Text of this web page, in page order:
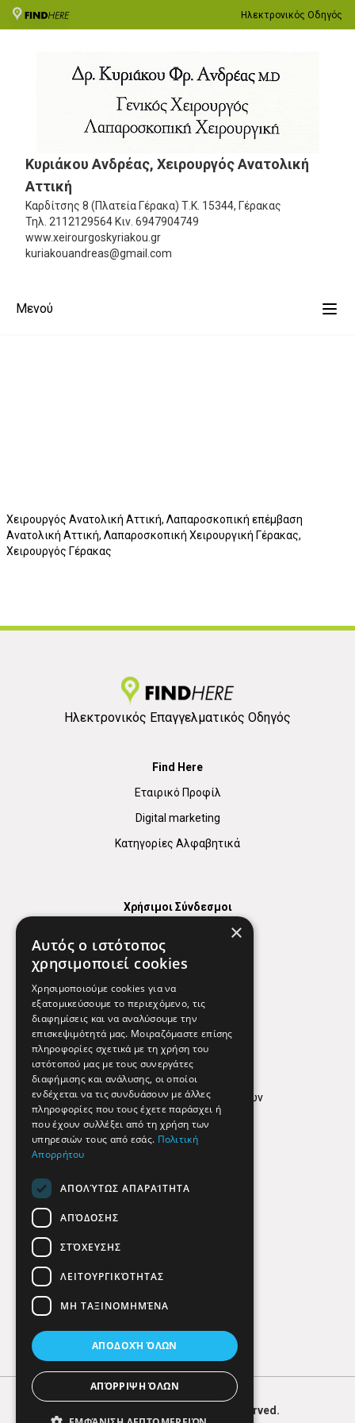
Ηλεκτρονικός Οδηγός
Κυριάκου Ανδρέας, Χειρουργός Ανατολική
Αττική
Καρδίτσης 8 (Πλατεία Γέρακα) Τ.Κ. 15344, Γέρακας
Τηλ. 2112129564 Κιν. 6947904749
www.xeirourgoskyriakou.gr
kuriakouandreas@gmail.com
Μενού
Χειρουργός Ανατολική Αττική, Λαπαροσκοπική επέμβαση
Ανατολική Αττική, Λαπαροσκοπική Χειρουργική Γέρακας,
Χειρουργός Γέρακας
Ηλεκτρονικός Επαγγελματικός Οδηγός
Find Here
Εταιρικό Προφίλ
Digital marketing
Κατηγορίες Αλφαβητικά
Χρήσιμοι Σύνδεσμοι
Χρήσιμα Τηλέφωνα
Εφημερεύοντα Φαρμακεία
Απόρρητο
Όροι Χρήσης
Πολιτική προστασίας δεδομένων
Findhere
Social Media
HERE. All Rights Reserved.
×
Αυτός ο ιστότοπος
χρησιμοποιεί cookies
Χρησιμοποιούμε cookies για να
εξατομικεύσουμε το περιεχόμενο, τις
διαφημίσεις και να αναλύσουμε την
επισκεψιμότητά μας. Μοιραζόμαστε επίσης
πληροφορίες σχετικά με τη χρήση του
ιστότοπού μας με τους συνεργάτες
διαφήμισης και ανάλυσης, οι οποίοι
ενδέχεται να τις συνδυάσουν με άλλες
πληροφορίες που τους έχετε παράσχει ή
που έχουν συλλέξει από τη χρήση των
υπηρεσιών τους από εσάς. Πολιτική
Απορρήτου
ΑΠΟΛΎΤΩΣ ΑΠΑΡΑΊΤΗΤΑ
ΑΠΌΔΟΣΗΣ
ΣΤΌΧΕΥΣΗΣ
ΛΕΙΤΟΥΡΓΙΚΌΤΗΤΑΣ
ΜΗ ΤΑΞΙΝΟΜΗΜΈΝΑ
ΑΠΟΔΟΧΉ ΌΛΩΝ
ΑΠΌΡΡΙΨΗ ΌΛΩΝ